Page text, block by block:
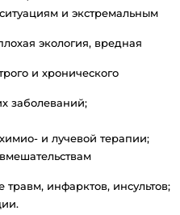
и экстремальным
экология, вредная
и хронического
заболеваний;
и лучевой терапии;
инфарктов, инсультов;